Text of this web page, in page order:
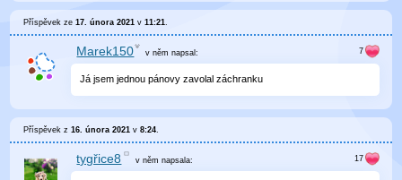
Příspěvek ze17. února 2021 v11:21
Marek150 v něm napsal:
Já jsem jednou pánovy zavolal záchranku
Příspěvek z16. února 2021 v8:24.
tygřice8 v němnapsala: